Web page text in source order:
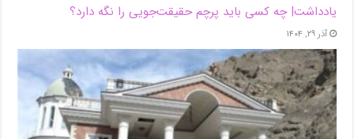
یادداشت| ‌چه کسی باید پرچم حقیقت‌جویی را نگه دارد؟
آذر ۲۹, ۱۴۰۴